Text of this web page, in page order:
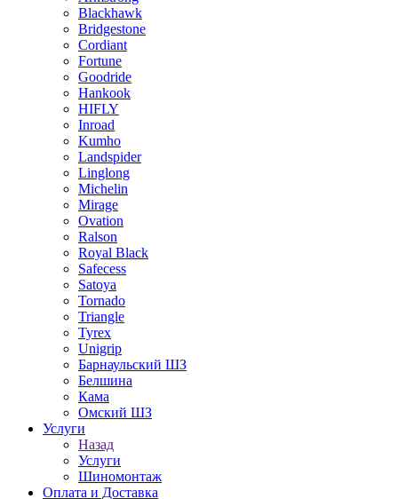
Blackhawk
Bridgestone
Cordiant
Fortune
Goodride
Hankook
HIFLY
Inroad
Kumho
Landspider
Linglong
Michelin
Mirage
Ovation
Ralson
Royal Black
Safecess
Satoya
Tornado
Triangle
Tyrex
Unigrip
Барнаульский ШЗ
Белшина
Кама
Омский ШЗ
Услуги
Назад
Услуги
Шиномонтаж
Оплата и Доставка